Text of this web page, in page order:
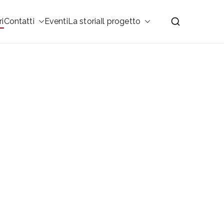
Contatti EventiLa storiaIl progetto